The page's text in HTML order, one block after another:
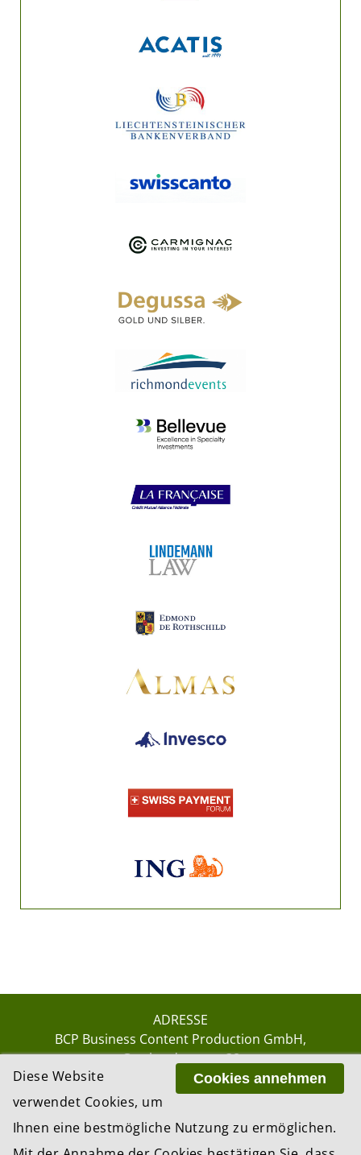
ADRESSE
BCP Business Content Production GmbH
Gotthardstrasse 38
8002 Zürich
© 2026 by BCP Business Content Production
Cookies annehmen
Diese Website
verwendet Cookies, um
Ihnen eine bestmögliche Nutzung zu ermöglichen.